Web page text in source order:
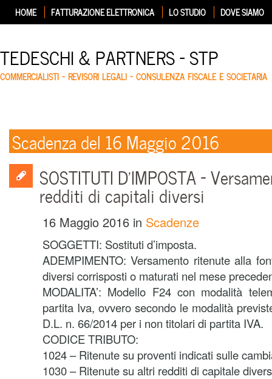
HOME FATTURAZIONE ELETTRONICA LO STUDIO DOVE SIAMO
TEDESCHI & PARTNERS – STP
COMMERCIALISTI – REVISORI LEGALI – CONSULENZA FISCALE E SOCIETARIA
Scadenza del 16 Maggio 2016
SOSTITUTI D’IMPOSTA –
redditi di capitali diversi
16 Maggio 2016 in Scadenze
SOGGETTI: Sostituti d’imposta.
ADEMPIMENTO: Versamento ritenute alla
diversi corrisposti o maturati nel mese
MODALITA’: Modello F24 con modalità
partita Iva, ovvero secondo le modalità
D.L. n. 66/2014 per i non titolari di partita IVA.
CODICE TRIBUTO:
1024 – Ritenute su proventi indicati sulle
1030 – Ritenute su altri redditi di capitale